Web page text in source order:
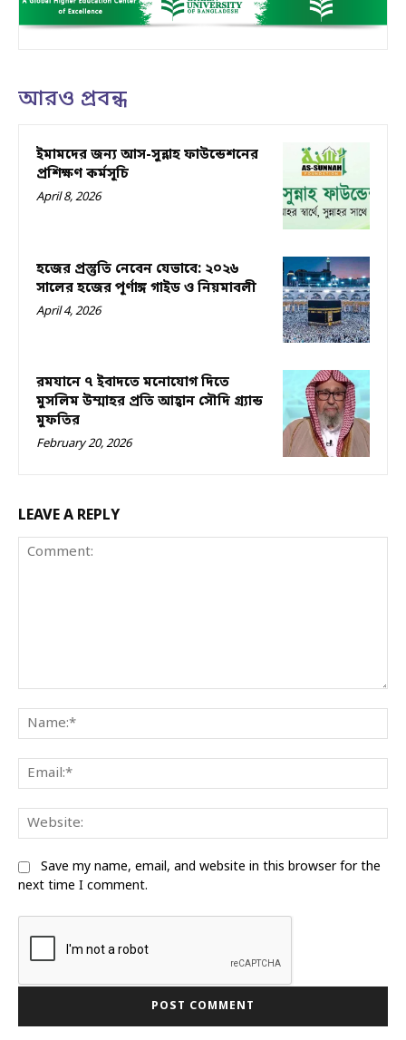
আরও প্রবন্ধ
ইমামদের জন্য আস-সুন্নাহ ফাউন্ডেশনের
প্রশিক্ষণ কর্মসূচি
April 8, 2026
হজের প্রস্তুতি নেবেন যেভাবে: ২০২৬
সালের হজের পূর্ণাঙ্গ গাইড ও নিয়মাবলী
April 4, 2026
রমযানে ৭ ইবাদতে মনোযোগ দিতে
মুসলিম উম্মাহর প্রতি আহ্বান সৌদি গ্র্যান্ড
মুফতির
February 20, 2026
LEAVE A REPLY
Save my name, email, and website in this browser for the
next time I comment.